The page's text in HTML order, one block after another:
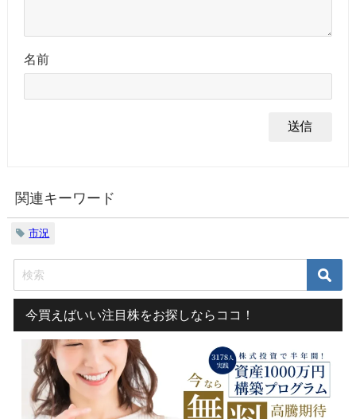
名前
関連キーワード
市況
今買えばいい注目株をお探しならココ！